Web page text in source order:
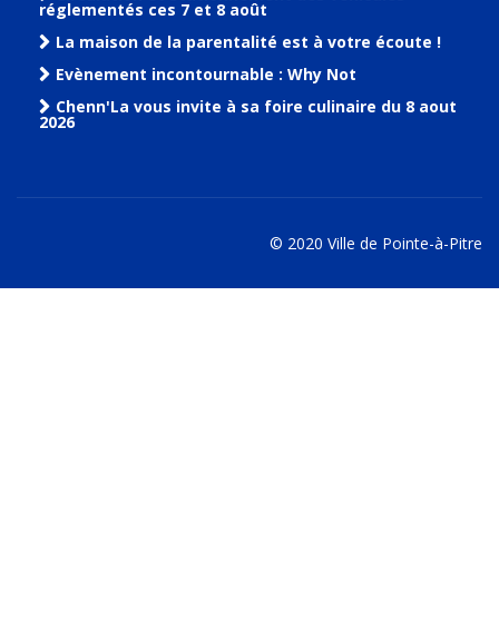
réglementés ces 7 et 8 août
La maison de la parentalité est à votre écoute !
Evènement incontournable : Why Not
Chenn'La vous invite à sa foire culinaire du 8 aout
2026
© 2020 Ville de Pointe-à-Pitre